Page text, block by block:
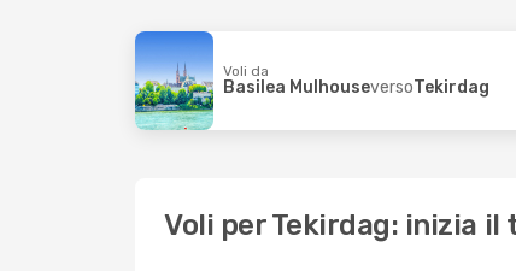
Voli da
Basilea MulhouseversoTekirdag
Voli per Tekirdag: inizia il